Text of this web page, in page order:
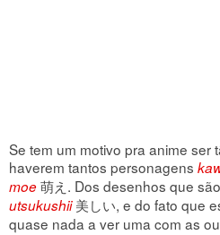
Se tem um motivo pra anime ser
haverem tantos personagens
moe萌え. Dos desenhos que
utsukushii美しい, e do fato que
quase nada a ver uma com as